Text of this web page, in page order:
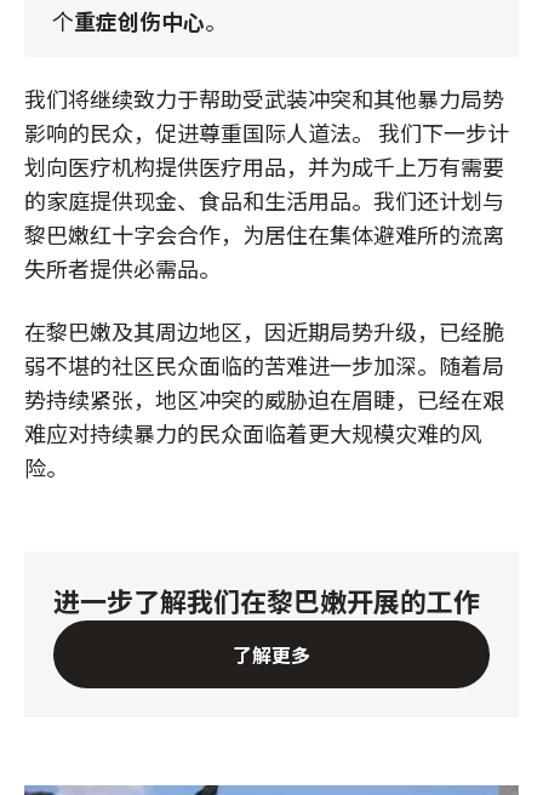
个重症创伤中心。
我们将继续致力于帮助受武装冲突和其他暴力局势
影响的民众，促进尊重国际人道法。 我们下一步计
划向医疗机构提供医疗用品，并为成千上万有需要
的家庭提供现金、食品和生活用品。我们还计划与
黎巴嫩红十字会合作，为居住在集体避难所的流离
失所者提供必需品。
在黎巴嫩及其周边地区，因近期局势升级，已经脆
弱不堪的社区民众面临的苦难进一步加深。随着局
势持续紧张，地区冲突的威胁迫在眉睫，已经在艰
难应对持续暴力的民众面临着更大规模灾难的风
险。
进一步了解我们在黎巴嫩开展的工作
了解更多